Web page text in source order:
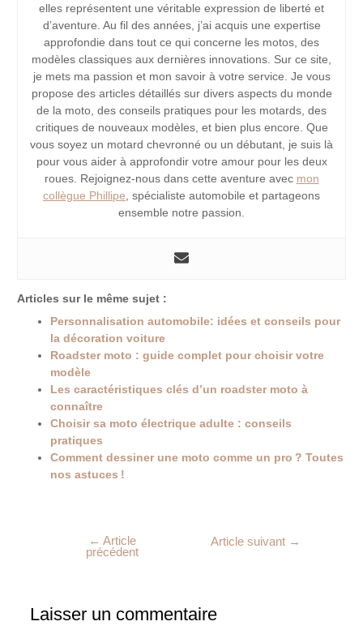
elles représentent une véritable expression de liberté et
d’aventure. Au fil des années, j’ai acquis une expertise
approfondie dans tout ce qui concerne les motos, des
modèles classiques aux dernières innovations. Sur ce site,
je mets ma passion et mon savoir à votre service. Je vous
propose des articles détaillés sur divers aspects du monde
de la moto, des conseils pratiques pour les motards, des
critiques de nouveaux modèles, et bien plus encore. Que
vous soyez un motard chevronné ou un débutant, je suis là
pour vous aider à approfondir votre amour pour les deux
roues. Rejoignez-nous dans cette aventure avec mon
collègue Phillipe , spécialiste automobile et partageons
ensemble notre passion.
Articles sur le même sujet :
Personnalisation automobile: idées et conseils pour
la décoration voiture
Roadster moto : guide complet pour choisir votre
modèle
Les caractéristiques clés d’un roadster moto à
connaître
Choisir sa moto électrique adulte : conseils
pratiques
Comment dessiner une moto comme un pro ? Toutes
nos astuces !
← Article
précédent
Article suivant →
Laisser un commentaire